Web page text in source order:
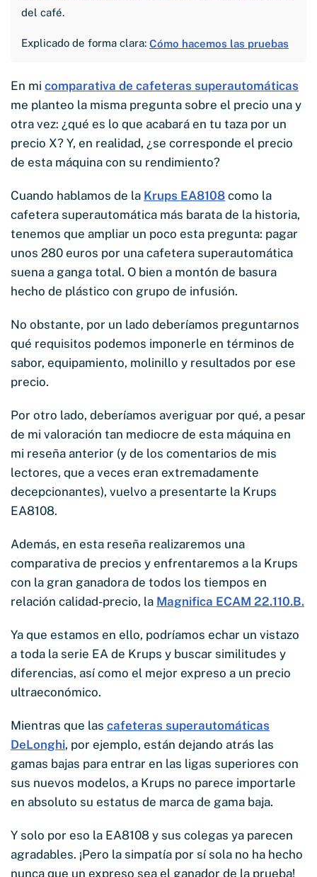
del café.
Explicado de forma clara: Cómo hacemos las pruebas
En mi comparativa de cafeteras superautomáticas
me planteo la misma pregunta sobre el precio una y
otra vez: ¿qué es lo que acabará en tu taza por un
precio X? Y, en realidad, ¿se corresponde el precio
de esta máquina con su rendimiento?
Cuando hablamos de la Krups EA8108 como la
cafetera superautomática más barata de la historia,
tenemos que ampliar un poco esta pregunta: pagar
unos 280 euros por una cafetera superautomática
suena a ganga total. O bien a montón de basura
hecho de plástico con grupo de infusión.
No obstante, por un lado deberíamos preguntarnos
qué requisitos podemos imponerle en términos de
sabor, equipamiento, molinillo y resultados por ese
precio.
Por otro lado, deberíamos averiguar por qué, a pesar
de mi valoración tan mediocre de esta máquina en
mi reseña anterior (y de los comentarios de mis
lectores, que a veces eran extremadamente
decepcionantes), vuelvo a presentarte la Krups
EA8108.
Además, en esta reseña realizaremos una
comparativa de precios y enfrentaremos a la Krups
con la gran ganadora de todos los tiempos en
relación calidad-precio, la Magnifica ECAM 22.110.B.
Ya que estamos en ello, podríamos echar un vistazo
a toda la serie EA de Krups y buscar similitudes y
diferencias, así como el mejor expreso a un precio
ultraeconómico.
Mientras que las cafeteras superautomáticas
DeLonghi, por ejemplo, están dejando atrás las
gamas bajas para entrar en las ligas superiores con
sus nuevos modelos, a Krups no parece importarle
en absoluto su estatus de marca de gama baja.
Y solo por eso la EA8108 y sus colegas ya parecen
agradables. ¡Pero la simpatía por sí sola no ha hecho
nunca que un expreso sea el ganador de la prueba!